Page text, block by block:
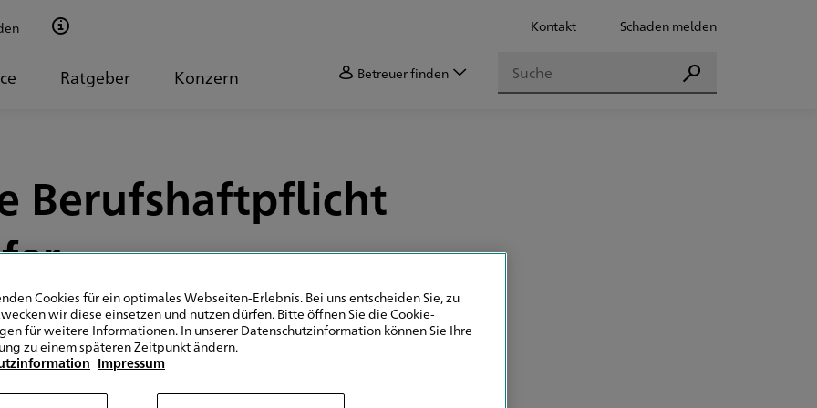
Kontakt Schaden melden
Ratgeber Konzern Betreuer finden Suchen
Suchen
Berufshaftpflicht
Cookies für ein optimales Webseiten-Erlebnis. Bei uns entscheiden Sie, zu
wir diese einsetzen und nutzen dürfen. Bitte öffnen Sie die Cookie-
für weitere Informationen. In unserer Datenschutzinformation können Sie Ihre
zu einem späteren Zeitpunkt ändern.
Impressum